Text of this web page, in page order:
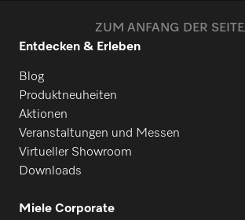
ZUM ANFANG DER SEITE
Entdecken & Erleben
Blog
Produktneuheiten
Aktionen
Veranstaltungen und Messen
Virtueller Showroom
Downloads
Miele Corporate